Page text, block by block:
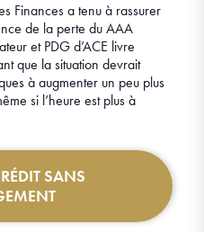
Finances a tenu à rassurer
de la perte du AAA
et PDG d’ACE livre
que la situation devrait
à augmenter un peu plus
si l’heure est plus à
SANS